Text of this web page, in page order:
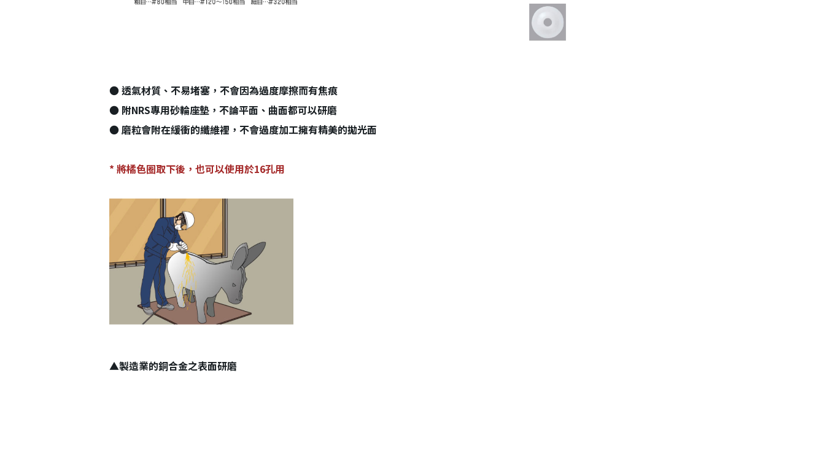
忘記密碼？
● 透氣材質、不易堵塞，不會因為過度摩擦而有焦痕
● 附NRS專用砂輪座墊，不論平面、曲面都可以研磨
● 磨粒會附在緩衝的纖維裡，不會過度加工擁有精美的拋光面
* 將橘色圈取下後，也可以使用於16孔用
▲製造業的銅合金之表面研磨